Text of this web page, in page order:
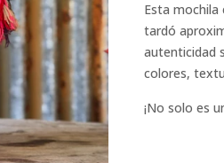
Esta
tardó
autenticidad
colores,
¡No solo es